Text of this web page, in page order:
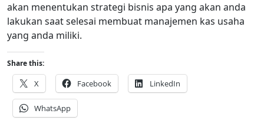
akan menentukan strategi bisnis apa yang akan anda
lakukan saat selesai membuat manajemen kas usaha
yang anda miliki.
Share this:
X Facebook LinkedIn
WhatsApp